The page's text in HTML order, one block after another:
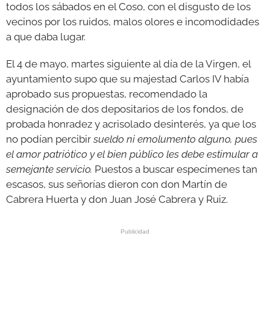
todos los sábados en el Coso, con el disgusto de los
vecinos por los ruidos, malos olores e incomodidades
a que daba lugar.
El 4 de mayo, martes siguiente al día de la Virgen, el
ayuntamiento supo que su majestad Carlos IV había
aprobado sus propuestas, recomendado la
designación de dos depositarios de los fondos, de
probada honradez y acrisolado desinterés, ya que los
no podían percibirsueldo ni emolumento alguno, pues
el amor patriótico y el bien público les debe estimular a
semejante servicio. Puestos a buscar especímenes tan
escasos, sus señorías dieron con don Martín de
Cabrera Huerta y don Juan José Cabrera y Ruiz.